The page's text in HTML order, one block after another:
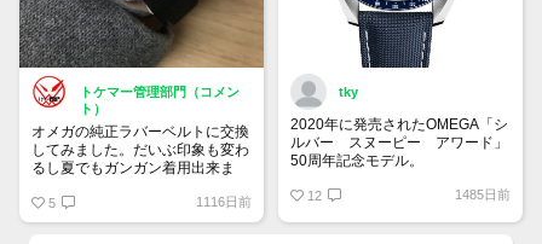
トケマー管理部門（コメン
ト）
オメガの純正ラバーベルトに交換
してみました。だいぶ印象も変わ
るし夏でもガンガン着用出来ま
5 1116日前
tky
2020年に発売されたOMEGA「シ
ルバー スヌーピー アワード」
50周年記念モデル。
とベゼルやインダイヤルの少し暗
12 1485日前